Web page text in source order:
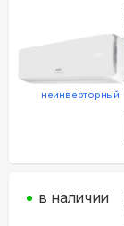
неинверторный
в наличии